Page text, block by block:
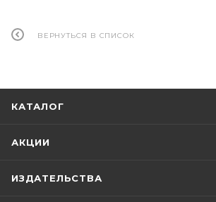
ВЕРНУТЬСЯ В СПИСОК
КАТАЛОГ
АКЦИИ
ИЗДАТЕЛЬСТВА